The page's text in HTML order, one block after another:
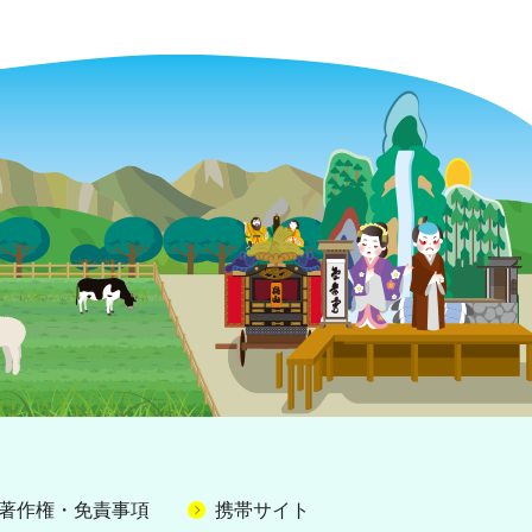
作権・免責事項 携帯サイト